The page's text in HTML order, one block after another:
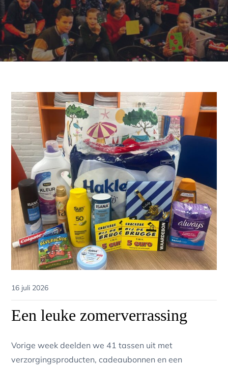
Posted
on
16 juli 2026
Een leuke zomerverrassing
Vorige week deelden we 41 tassen uit met
verzorgingsproducten, cadeaubonnen en een